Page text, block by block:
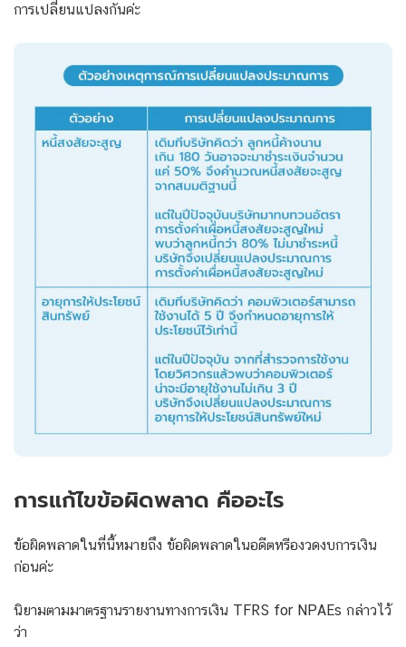
การเปลี่ยนแปลงกันค่ะ
การแก้ไขข้อผิดพลาด คืออะไร
ข้อผิดพลาดในที่นี้หมายถึง ข้อผิดพลาดในอดีตหรืองวดงบการเงิน
ก่อนค่ะ
นิยามตามมาตรฐานรายงานทางการเงิน TFRS for NPAEs กล่าวไว้
ว่า